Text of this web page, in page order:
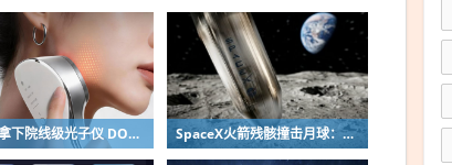
899元拿下院线级光子仪 DOCO童颜超光炮小米有品众筹上线 SpaceX火箭残骸撞击月球：留下直径约30米巨坑